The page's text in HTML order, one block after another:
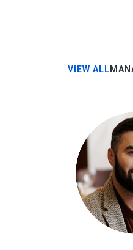
VIEW ALL